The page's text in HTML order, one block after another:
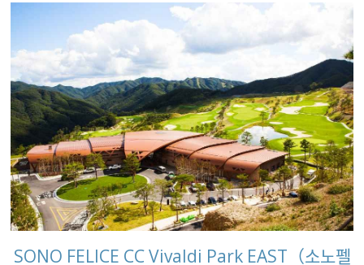
SONO FELICE CC Vivaldi Park EAST（소노펠